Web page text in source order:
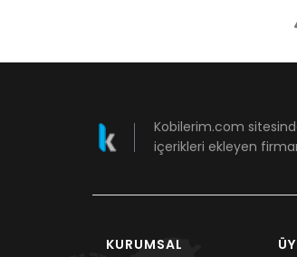
Kobilerim.com
içerikleri ekleyen
KURUMSAL